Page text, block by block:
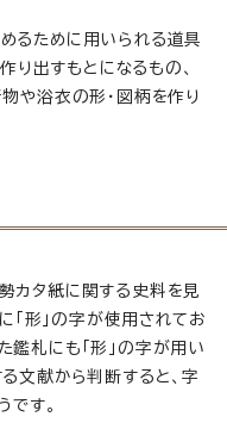
るために用いられる道具
作り出すもとになるもの、
や浴衣の形・図柄を作り
カタ紙に関する史料を見
に「形」の字が使用されてお
鑑札にも「形」の字が用い
文献から判断すると、字
です。